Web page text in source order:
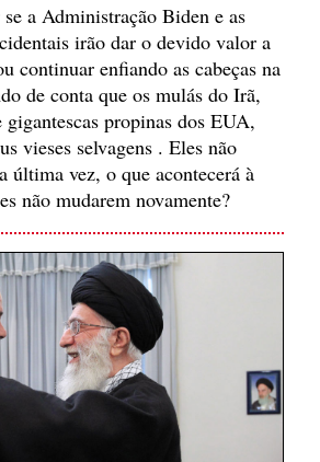
se a Administração Biden e as
irão dar o devido valor a
continuar enfiando as cabeças na
de conta que os mulás do Irã,
gigantescas propinas dos EUA,
vieses selvagens . Eles não
última vez, o que acontecerá à
não mudarem novamente?